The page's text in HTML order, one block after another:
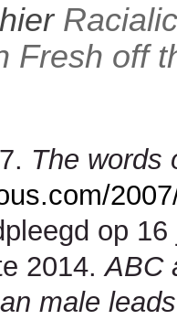
hier
Fresh off
The words
op
2014.ABC
male